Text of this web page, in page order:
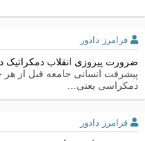
فرامرز دادور
ضرورت پیروزی انقلاب دمکراتیک
پیشرفت انسانی جامعه قبل از هر
دمکراسی یعنی…
فرامرز دادور